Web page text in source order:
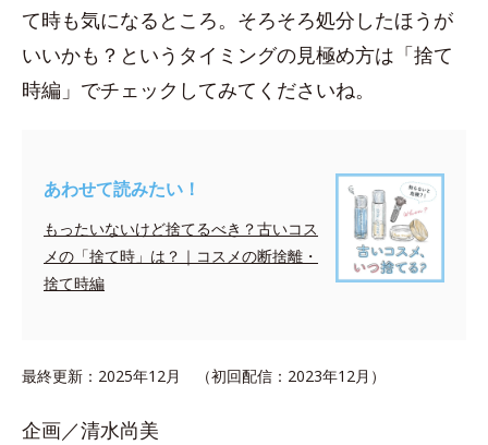
て時も気になるところ。そろそろ処分したほうが
いいかも？というタイミングの見極め方は「捨て
時編」でチェックしてみてくださいね。
あわせて読みたい！
もったいないけど捨てるべき？古いコス
メの「捨て時」は？｜コスメの断捨離・
捨て時編
最終更新：2025年12月 （初回配信：2023年12月）
企画／清水尚美